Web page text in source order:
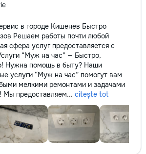
в городе Кишенев Быстро
Решаем работы почти любой
сфера услуг предоставляется с
“Муж на час” — Быстро,
Нужна помощь в быту? Наши
услуги “Муж на час” помогут вам
мелкими ремонтами и задачами
Мы предоставляем... citește tot